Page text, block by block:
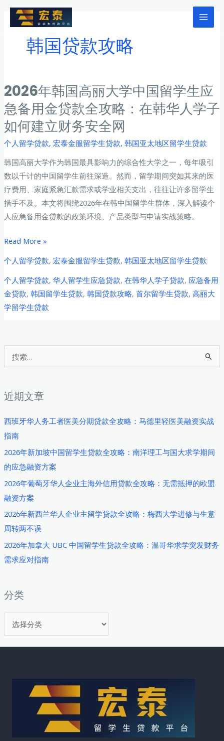
Main
索
近期文章
西班牙华人务工者医美分期贷款全攻略：马德里轻医美融资实战
指南
2026年新加坡中国留学生贷款全攻略：南洋理工与国大求学期间
的应急融资方案
2026年葡萄牙华人企业主海外信用贷款全攻略：无需抵押的欧盟
融资方案
2026年新西兰华人企业主留学贷款全攻略：梅西大学进修与生意
周转两不误
2026年加拿大 UBC 中国留学生贷款全攻略：温哥华求学突发财务
需求应对指南
分类
类
韩国贷款攻略
2026年韩国高丽大学中国留学生应
急备用金贷款全攻略：在韩华人学子
如何建立财务安全网
个人留学贷款, 宏泰金服留学生贷款, 韩国亚太地区留学生贷款
韩国高丽大学作为韩国最具影响力的综合性大学之一，每年吸引
数以千计的中国留学生前往深造。然而，留学期间突如其来的医
疗费用、家庭紧急汇款需求或学业相关支出，往往让许多留学生
措手不及。本文将围绕2026年在韩中国留学生群体，深入解读个
人应急备用金贷款的政策环境、产品类型与申请实战策略。
2026
韩
国
高
丽
中
学
生
应
急
用
金
贷
款
全
攻
韩
人
如
何
Read More »
个人留学贷款, 宏泰金服留学生贷款, 韩国亚太地区留学生贷款
个人留学贷款, 华人留学生应急贷款, 在韩华人学子贷款, 应急备用
金贷款, 韩国留学生贷款, 韩国贷款攻略, 首尔留学生贷款, 高丽大
学留学生贷款